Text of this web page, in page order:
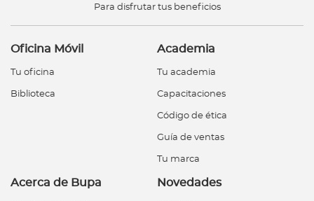
Para disfrutar tus beneficios
Oficina Móvil
Tu oficina
Biblioteca
Academia
Tu academia
Capacitaciones
Código de ética
Guía de ventas
Tu marca
Acerca de Bupa Novedades